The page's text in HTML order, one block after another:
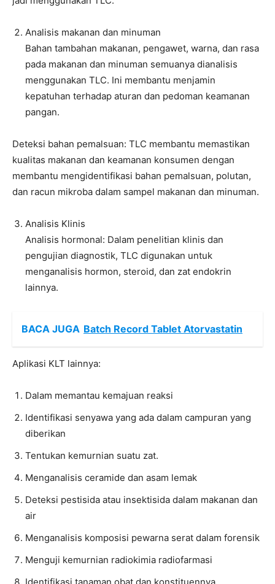
Analisis makanan dan minuman
Bahan tambahan makanan, pengawet, warna, dan rasa
pada makanan dan minuman semuanya dianalisis
menggunakan TLC. Ini membantu menjamin
kepatuhan terhadap aturan dan pedoman keamanan
pangan.
Deteksi bahan pemalsuan: TLC membantu memastikan
kualitas makanan dan keamanan konsumen dengan
membantu mengidentifikasi bahan pemalsuan, polutan,
dan racun mikroba dalam sampel makanan dan minuman.
Analisis Klinis
Analisis hormonal: Dalam penelitian klinis dan
pengujian diagnostik, TLC digunakan untuk
menganalisis hormon, steroid, dan zat endokrin
lainnya.
BACA JUGA Batch Record Tablet Atorvastatin
Aplikasi KLT lainnya:
Dalam memantau kemajuan reaksi
Identifikasi senyawa yang ada dalam campuran yang
diberikan
Tentukan kemurnian suatu zat.
Menganalisis ceramide dan asam lemak
Deteksi pestisida atau insektisida dalam makanan dan
air
Menganalisis komposisi pewarna serat dalam forensik
Menguji kemurnian radiokimia radiofarmasi